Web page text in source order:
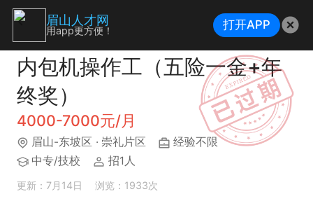
内包机操作工（五险一金+年
终奖）
4000-7000元/月
眉山-东坡区 · 崇礼片区
经验不限
中专/技校
招1人
更新：7月14日 浏览：1933次
眉山人才网
用app更方便！ 打开APP